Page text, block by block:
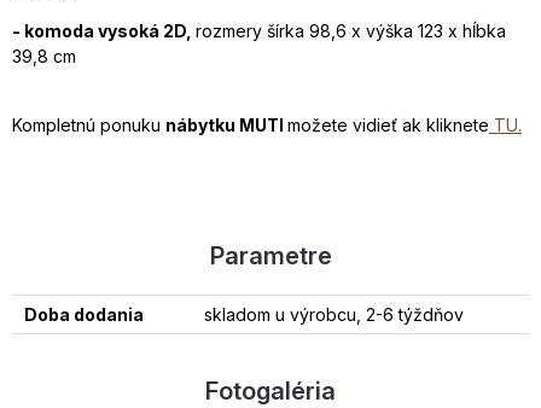
- komoda vysoká 2D, rozmery šírka 98,6 x výška 123 x hĺbka
39,8 cm
Kompletnú ponuku nábytku MUTI možete vidieť ak kliknete TU.
Parametre
Doba dodania skladom u výrobcu, 2-6 týždňov
Fotogaléria